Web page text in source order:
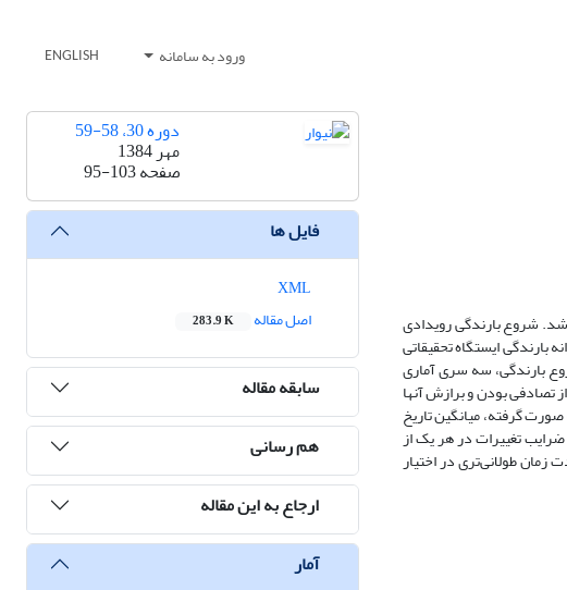
ورود به سامانه ENGLISH
شروع بارندگی رویدادی
ایستگاه تحقیقاتی
برای شروع بارندگی، سه سری آماری
تصادفی بودن و برازش آنها
گردیده است. با توجه به مطالعات صورت گرفته، میانگین تاریخ
محاسبه ضرایب تغییرات در هر یک از
زمان طولانی‌تری در اختیار
دوره 30، 58-59
مهر 1384
صفحه95-103
فایل ها
اصل مقاله
283.9 K
سابقه مقاله
هم رسانی
ارجاع به این مقاله
آمار